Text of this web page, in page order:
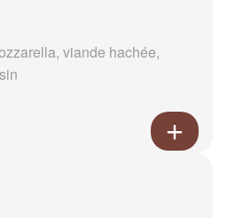
viande hachée,